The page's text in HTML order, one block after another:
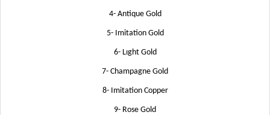
4- Antique Gold
5- Imitation Gold
6- Lıght Gold
7- Champagne Gold
8- Imitation Copper
9- Rose Gold